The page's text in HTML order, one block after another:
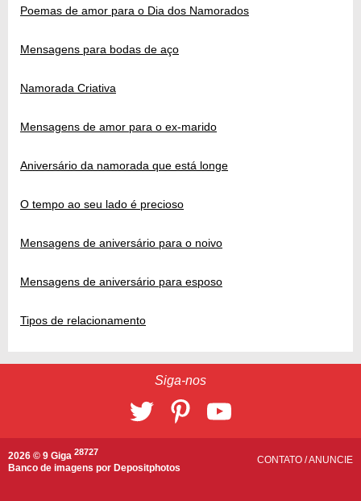
Poemas de amor para o Dia dos Namorados
Mensagens para bodas de aço
Namorada Criativa
Mensagens de amor para o ex-marido
Aniversário da namorada que está longe
O tempo ao seu lado é precioso
Mensagens de aniversário para o noivo
Mensagens de aniversário para esposo
Tipos de relacionamento
Siga-nos
2026 © 9 Giga 28727
Banco de imagens por Depositphotos
CONTATO /ANUNCIE